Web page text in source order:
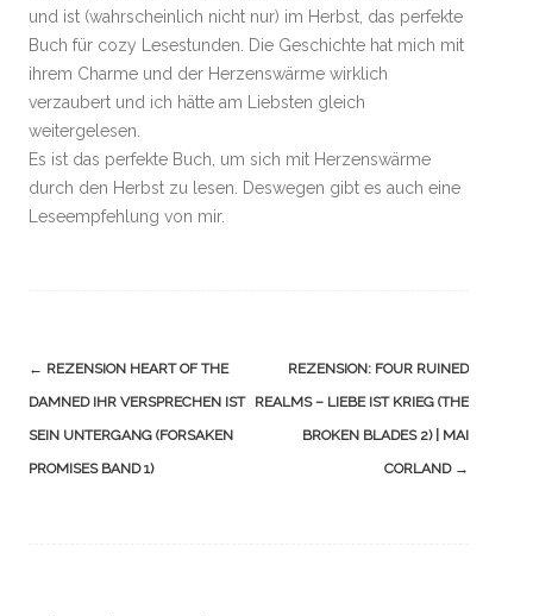
und ist (wahrscheinlich nicht nur) im Herbst, das perfekte
Buch für cozy Lesestunden. Die Geschichte hat mich mit
ihrem Charme und der Herzenswärme wirklich
verzaubert und ich hätte am Liebsten gleich
weitergelesen.
Es ist das perfekte Buch, um sich mit Herzenswärme
durch den Herbst zu lesen. Deswegen gibt es auch eine
Leseempfehlung von mir.
Navigation
(Beiträge)
← REZENSION HEART OF THE
DAMNED IHR VERSPRECHEN IST
SEIN UNTERGANG (FORSAKEN
PROMISES BAND 1)
REZENSION: FOUR RUINED
REALMS – LIEBE IST KRIEG (THE
BROKEN BLADES 2) | MAI
CORLAND →